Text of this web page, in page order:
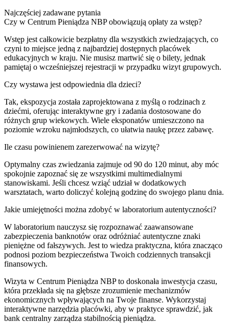
Najczęściej zadawane pytania
Czy w Centrum Pieniądza NBP obowiązują opłaty za wstęp?
Wstęp jest całkowicie bezpłatny dla wszystkich zwiedzających, co
czyni to miejsce jedną z najbardziej dostępnych placówek
edukacyjnych w kraju. Nie musisz martwić się o bilety, jednak
pamiętaj o wcześniejszej rejestracji w przypadku wizyt grupowych.
Czy wystawa jest odpowiednia dla dzieci?
Tak, ekspozycja została zaprojektowana z myślą o rodzinach z
dziećmi, oferując interaktywne gry i zadania dostosowane do
różnych grup wiekowych. Wiele eksponatów umieszczono na
poziomie wzroku najmłodszych, co ułatwia naukę przez zabawę.
Ile czasu powinienem zarezerwować na wizytę?
Optymalny czas zwiedzania zajmuje od 90 do 120 minut, aby móc
spokojnie zapoznać się ze wszystkimi multimedialnymi
stanowiskami. Jeśli chcesz wziąć udział w dodatkowych
warsztatach, warto doliczyć kolejną godzinę do swojego planu dnia.
Jakie umiejętności można zdobyć w laboratorium autentyczności?
W laboratorium nauczysz się rozpoznawać zaawansowane
zabezpieczenia banknotów oraz odróżniać autentyczne znaki
pieniężne od fałszywych. Jest to wiedza praktyczna, która znacząco
podnosi poziom bezpieczeństwa Twoich codziennych transakcji
finansowych.
Wizyta w Centrum Pieniądza NBP to doskonała inwestycja czasu,
która przekłada się na głębsze zrozumienie mechanizmów
ekonomicznych wpływających na Twoje finanse. Wykorzystaj
interaktywne narzędzia placówki, aby w praktyce sprawdzić, jak
bank centralny zarządza stabilnością pieniądza.